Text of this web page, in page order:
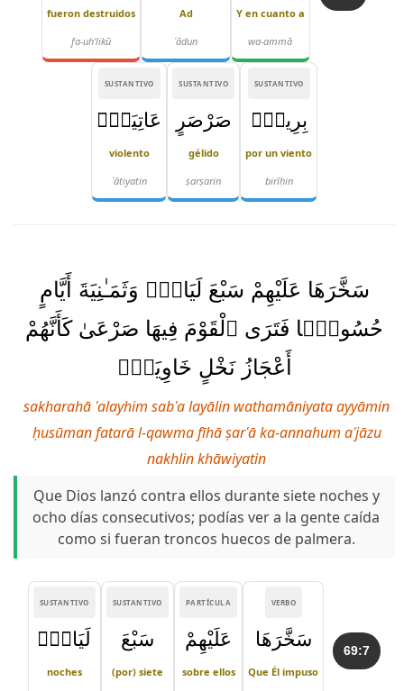
Y en cuanto a
wa-ammā
Ad
ʿādun
fueron destruidos
fa-uh'likū
SUSTANTIVO
بِرِيحٍۢ
por un viento
birīḥin
SUSTANTIVO
صَرْصَرٍ
gélido
ṣarṣarin
SUSTANTIVO
عَاتِيَةٍۢ
violento
ʿātiyatin
سَخَّرَهَا عَلَيْهِمْ سَبْعَ لَيَالٍۢ وَثَمَـٰنِيَةَ أَيَّامٍ
حُسُومًۭا فَتَرَى ٱلْقَوْمَ فِيهَا صَرْعَىٰ كَأَنَّهُمْ
أَعْجَازُ نَخْلٍ خَاوِيَةٍۢ
sakharahā ʿalayhim sabʿa layālin wathamāniyata ayyāmin
ḥusūman fatarā l-qawma fīhā ṣarʿā ka-annahum aʿjāzu
nakhlin khāwiyatin
Que Dios lanzó contra ellos durante siete noches y
ocho días consecutivos; podías ver a la gente caída
como si fueran troncos huecos de palmera.
69:7
VERBO
سَخَّرَهَا
Que Él impuso
PARTÍCULA
عَلَيْهِمْ
sobre ellos
SUSTANTIVO
سَبْعَ
(por) siete
SUSTANTIVO
لَيَالٍۢ
noches